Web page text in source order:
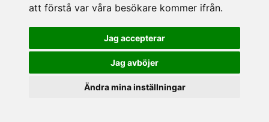
att förstå var våra besökare kommer ifrån.
Jag accepterar
Jag avböjer
Ändra mina inställningar